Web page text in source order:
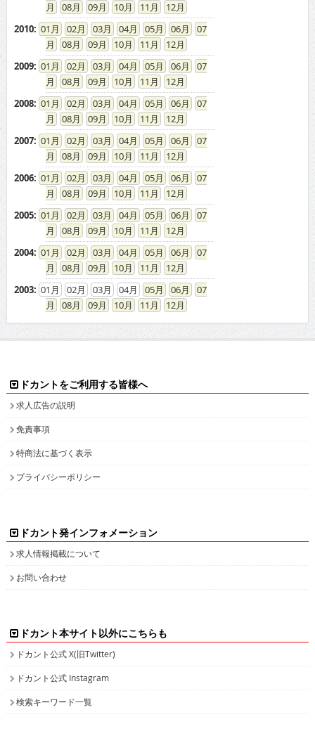
08
09 10 11
12
2010: 01 02 03 04 05 06
07
08
09 10 11
12
2009: 01 02 03 04 05 06
07
08
09 10 11
12
2008: 01 02 03 04 05 06
07
08
09 10 11
12
2007: 01 02 03 04 05 06
07
08
09 10 11
12
2006: 01 02 03 04 05 06
07
08
09 10 11
12
2005: 01 02 03 04 05 06
07
08
09 10 11
12
2004: 01 02 03 04 05 06
07
08
09 10 11
12
2003: 01 02 03 04 05 06
07
08
09 10 11 12
ドカントをご利用する皆様へ
求人広告の説明
免責事項
特商法に基づく表示
プライバシーポリシー
ドカント発インフォメーション
求人情報掲載について
お問い合わせ
ドカント本サイト以外にこちらも
ドカント公式 X(旧Twitter)
ドカント公式 Instagram
検索キーワード一覧